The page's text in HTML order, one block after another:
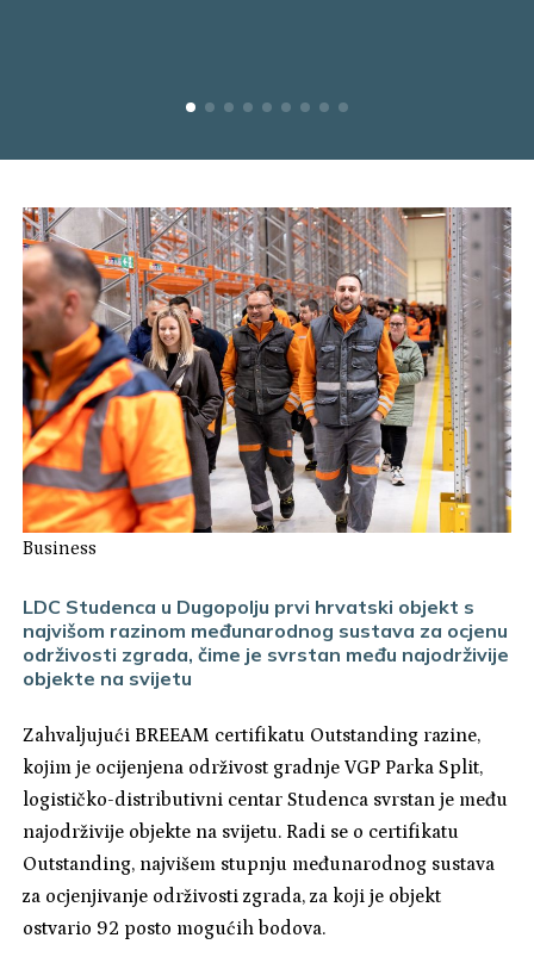
Business
LDC Studenca u Dugopolju prvi hrvatski objekt s
najvišom razinom međunarodnog sustava za ocjenu
održivosti zgrada, čime je svrstan među najodrživije
objekte na svijetu
Zahvaljujući BREEAM certifikatu Outstanding razine,
kojim je ocijenjena održivost gradnje VGP Parka Split,
logističko-distributivni centar Studenca svrstan je među
najodrživije objekte na svijetu. Radi se o certifikatu
Outstanding, najvišem stupnju međunarodnog sustava
za ocjenjivanje održivosti zgrada, za koji je objekt
ostvario 92 posto mogućih bodova.